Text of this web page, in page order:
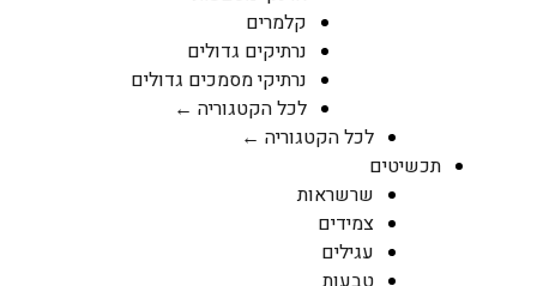
קלמרים
נרתיקים גדולים
נרתיקי מסמכים גדולים
לכל הקטגוריה ←
לכל הקטגוריה ←
תכשיטים
שרשראות
צמידים
עגילים